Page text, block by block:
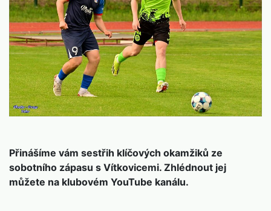
Přinášíme vám sestřih klíčových okamžiků ze
sobotního zápasu s Vítkovicemi. Zhlédnout jej
můžete na klubovém YouTube kanálu.